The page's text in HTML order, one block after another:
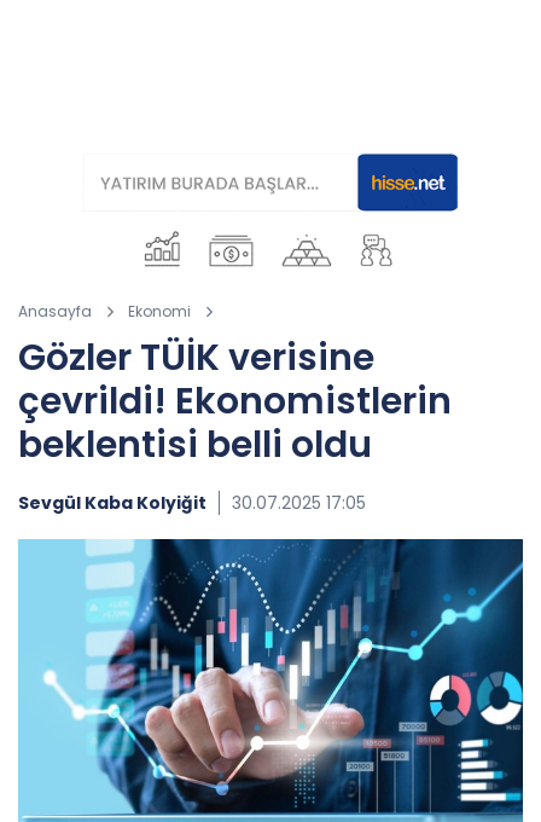
Anasayfa Ekonomi
Gözler TÜİK verisine
çevrildi! Ekonomistlerin
beklentisi belli oldu
Sevgül Kaba Kolyiğit 30.07.2025 17:05